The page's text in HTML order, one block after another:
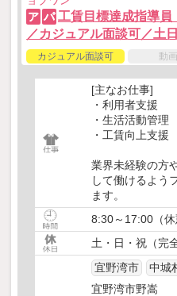
ア パ 工賃目標達成指導員
／カジュアル面談可／土
カジュアル面談可 動
[主なお仕事]
・利用者支援
・生活活動管理
・工賃向上支援
業界未経験の方
して働けるよう
ます。
8:30～17:00（休
土・日・祝（完
宜野湾市
中城
宜野湾市野嵩